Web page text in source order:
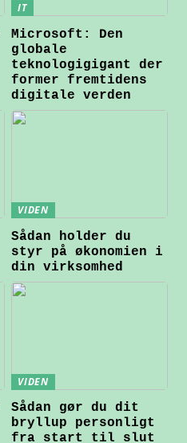
IT
Microsoft: Den
globale
teknologigigant der
former fremtidens
digitale verden
VIDEN
Sådan holder du
styr på økonomien i
din virksomhed
VIDEN
Sådan gør du dit
bryllup personligt
fra start til slut